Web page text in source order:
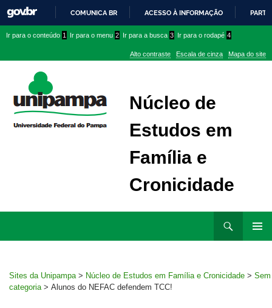
PARA
CONTEÚDO
COMUNICA BR ACESSO À INFORMAÇÃO
conteúdo
menu
superior
menu
Ir para o conteúdo 1 Ir para o menu 2 Ir para a busca 3 Ir para o rodapé 4
Alto contraste Escala de cinza Mapa do site
Núcleo de
Estudos em
Família e
Cronicidade
Sites da Unipampa > Núcleo de Estudos em Família e Cronicidade > Sem
categoria > Alunos do NEFAC defendem TCC!